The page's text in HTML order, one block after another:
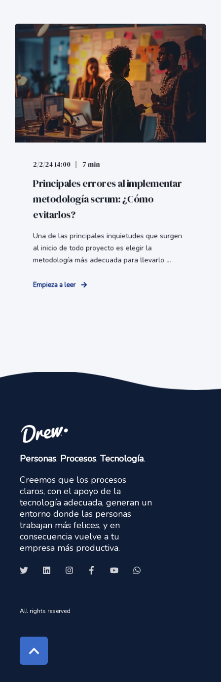
2/2/24 14:00 7 min
Principales errores al implementar
metodología scrum: ¿Cómo
evitarlos?
Una de las principales inquietudes que surgen
al inicio de todo proyecto es elegir la
metodología más adecuada para llevarlo ...
Empieza a leer
Personas. Procesos. Tecnología.
Creemos que los procesos
claros, con el apoyo de la
tecnología adecuada, generan un
entorno donde las personas
trabajan más felices, y en
consecuencia vuelve a tu
empresa más productiva.
All rights reserved